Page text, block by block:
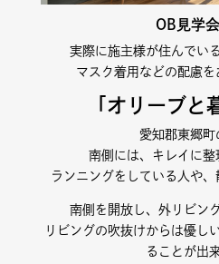
OB見学
実際に施主様が住んでい
マスク着用などの配慮を
「オリーブと
愛知郡東郷町
南側には、キレイに整
ランニングをしている人や、
南側を開放し、外リビン
リビングの吹抜けからは優し
ることが出